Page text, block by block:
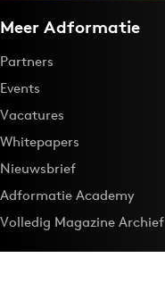
Meer Adformatie
Partners
Events
Vacatures
Whitepapers
Nieuwsbrief
Adformatie Academy
Volledig Magazine Archief